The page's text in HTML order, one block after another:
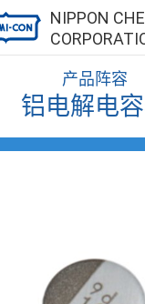
NIPPON
产品阵容
铝电解电